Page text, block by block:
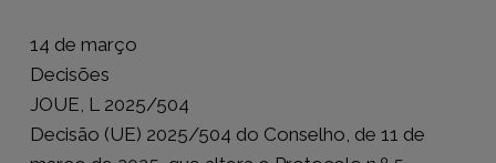
14 de março
Decisões
JOUE, L 2025/504
Decisão (UE) 2025/504 do Conselho, de 11 de